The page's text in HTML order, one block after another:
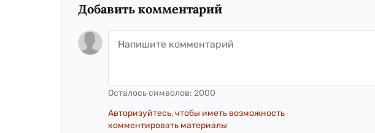
Добавить комментарий
Осталось символов: 2000
Авторизуйтесь, чтобы иметь возможность
комментировать материалы